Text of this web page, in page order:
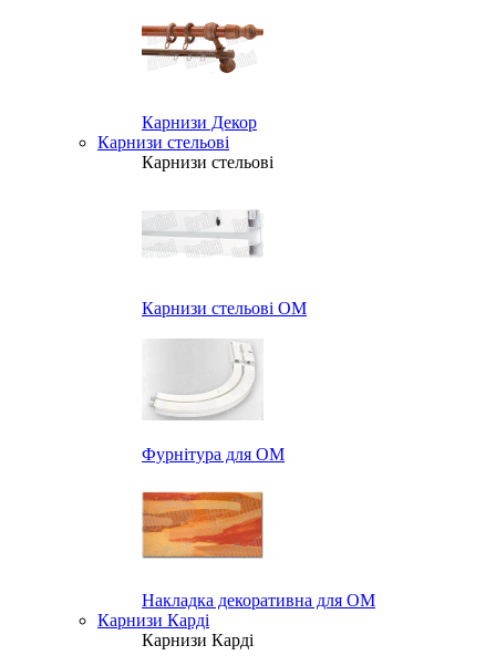
Карнизи Декор
Карнизи стельові
Карнизи стельові
Карнизи стельові ОМ
Фурнітура для ОМ
Накладка декоративна для ОМ
Карнизи Карді
Карнизи Карді